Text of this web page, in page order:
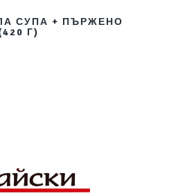
СУПА + ПЪРЖЕНО
Г)